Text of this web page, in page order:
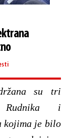
su tri
Rudnika i
kojima je bilo